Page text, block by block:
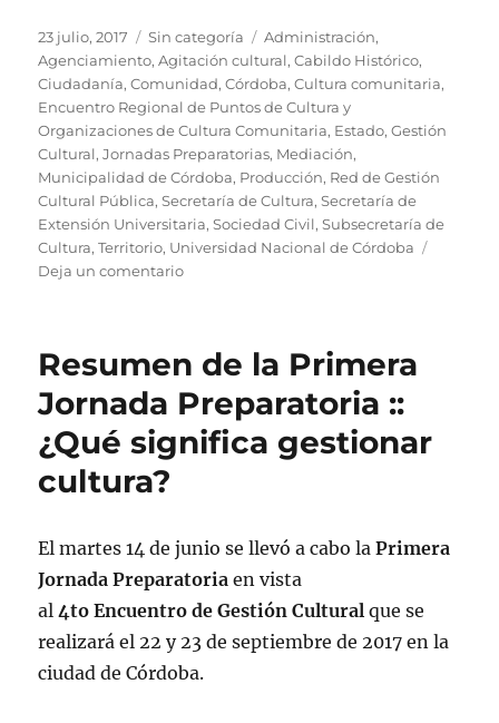
Publicado
el
23 julio, 2017 Categorías
Sin categoría Etiquetas
Administración,
Agenciamiento,Agitación cultural,Cabildo Histórico,
Ciudadanía,Comunidad,Córdoba,Cultura comunitaria,
Encuentro Regional de Puntos de Cultura y
Organizaciones de Cultura Comunitaria, Estado,Gestión
Cultural,Jornadas Preparatorias, Mediación,
Municipalidad de Córdoba, Producción, Red de Gestión
Cultural Pública,Secretaría de Cultura,Secretaría de
Extensión Universitaria,Sociedad Civil,Subsecretaría de
Cultura,Territorio, Universidad Nacional de Córdoba
Deja un comentarioen
4ta Jornada
Resumen de la Primera
Jornada Preparatoria ::
¿Qué significa gestionar
cultura?
El martes 14 de junio se llevó a cabo laPrimera
Jornada Preparatoria en vista
al4to Encuentro de Gestión Cultural que se
realizará el 22 y 23 de septiembre de 2017 en la
ciudad de Córdoba.